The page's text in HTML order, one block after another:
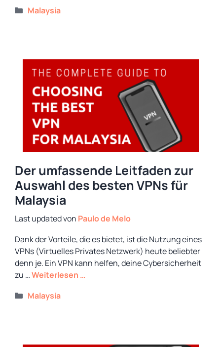
Kategorien
Malaysia
Der umfassende Leitfaden zur
Auswahl des besten VPNs für
Malaysia
von Paulo de Melo
Dank der Vorteile, die es bietet, ist die Nutzung eines
VPNs (Virtuelles Privates Netzwerk) heute beliebter
denn je. Ein VPN kann helfen, deine Cybersicherheit
zu …Weiterlesen …
Kategorien
Malaysia